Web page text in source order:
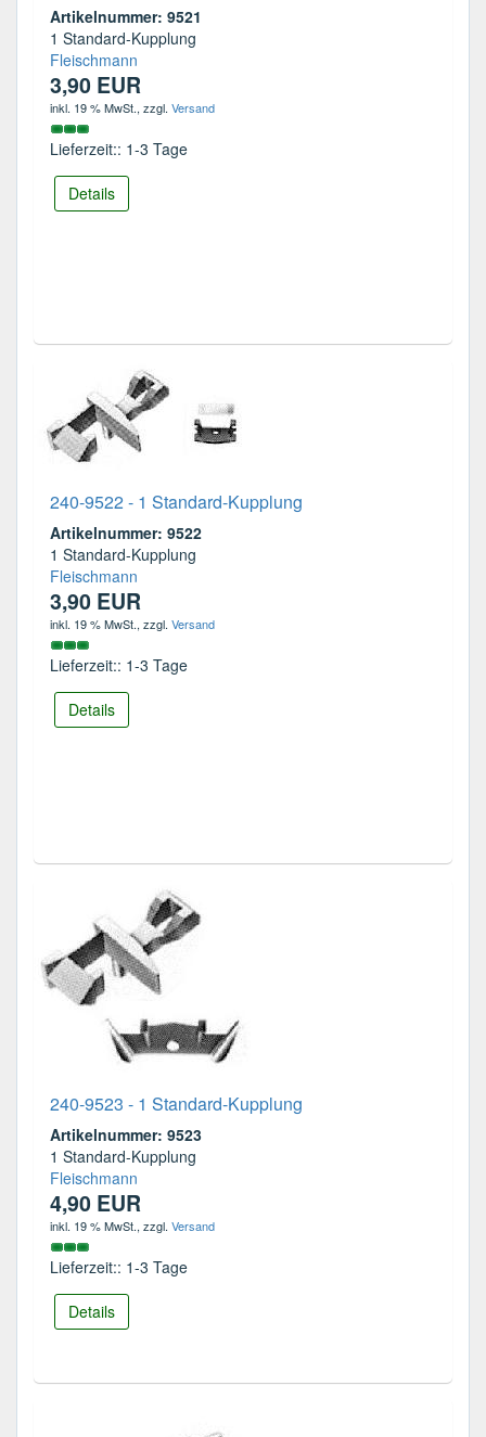
Artikelnummer: 9521
1 Standard-Kupplung
Fleischmann
3,90 EUR
inkl. 19 % MwSt., zzgl. Versand
Lieferzeit:: 1-3 Tage
Details
240-9522 - 1 Standard-Kupplung
Artikelnummer: 9522
1 Standard-Kupplung
Fleischmann
3,90 EUR
inkl. 19 % MwSt., zzgl. Versand
Lieferzeit:: 1-3 Tage
Details
240-9523 - 1 Standard-Kupplung
Artikelnummer: 9523
1 Standard-Kupplung
Fleischmann
4,90 EUR
inkl. 19 % MwSt., zzgl. Versand
Lieferzeit:: 1-3 Tage
Details